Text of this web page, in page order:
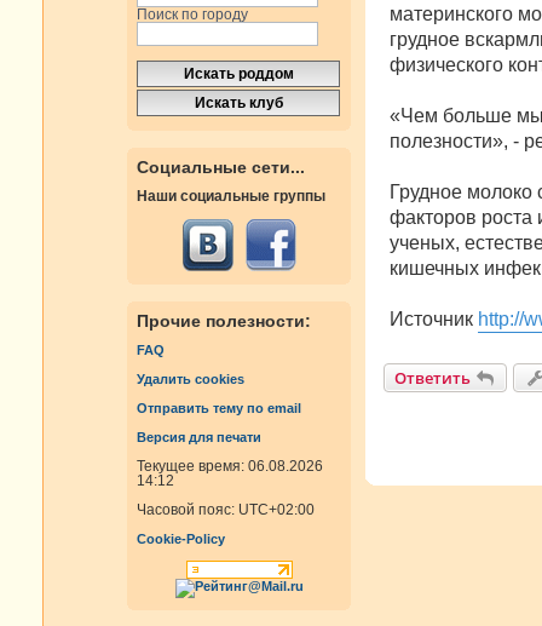
Поиск по городу
Социальные сети...
Наши социальные группы
Прочие полезности:
FAQ
Удалить cookies
Отправить тему по email
Версия для печати
Текущее время: 06.08.2026
14:12
Часовой пояс: UTC+02:00
Cookie-Policy
материнского
грудное
физического
«Чем больше мы
полезности», -
Грудное
факторов роста
ученых,
кишечных
Источник http://
Ответить